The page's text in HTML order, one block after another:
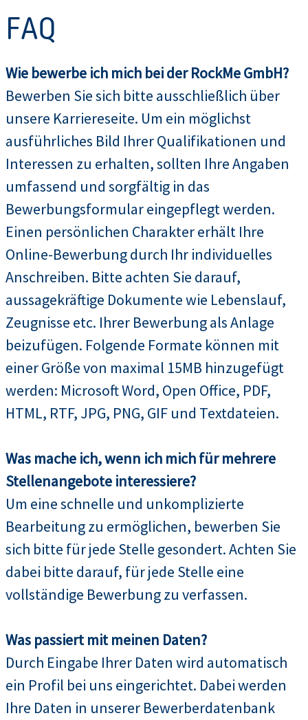
FAQ
Wie bewerbe ich mich bei der RockMe GmbH?
Bewerben Sie sich bitte ausschließlich über
unsere Karriereseite. Um ein möglichst
ausführliches Bild Ihrer Qualifikationen und
Interessen zu erhalten, sollten Ihre Angaben
umfassend und sorgfältig in das
Bewerbungsformular eingepflegt werden.
Einen persönlichen Charakter erhält Ihre
Online-Bewerbung durch Ihr individuelles
Anschreiben. Bitte achten Sie darauf,
aussagekräftige Dokumente wie Lebenslauf,
Zeugnisse etc. Ihrer Bewerbung als Anlage
beizufügen. Folgende Formate können mit
einer Größe von maximal 15MB hinzugefügt
werden: Microsoft Word, Open Office, PDF,
HTML, RTF, JPG, PNG, GIF und Textdateien.
Was mache ich, wenn ich mich für mehrere
Stellenangebote interessiere?
Um eine schnelle und unkomplizierte
Bearbeitung zu ermöglichen, bewerben Sie
sich bitte für jede Stelle gesondert. Achten Sie
dabei bitte darauf, für jede Stelle eine
vollständige Bewerbung zu verfassen.
Was passiert mit meinen Daten?
Durch Eingabe Ihrer Daten wird automatisch
ein Profil bei uns eingerichtet. Dabei werden
Ihre Daten in unserer Bewerberdatenbank